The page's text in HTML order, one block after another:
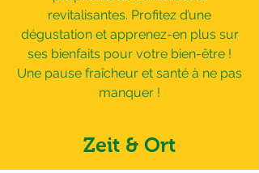
revitalisantes. Profitez d’une
dégustation et apprenez-en plus sur
ses bienfaits pour votre bien-être !
Une pause fraîcheur et santé à ne pas
manquer !
Zeit & Ort